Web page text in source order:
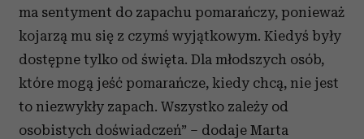
ma sentyment do zapachu pomarańczy, ponieważ
kojarzą mu się z czymś wyjątkowym. Kiedyś były
dostępne tylko od święta. Dla młodszych osób,
które mogą jeść pomarańcze, kiedy chcą, nie jest
to niezwykły zapach. Wszystko zależy od
osobistych doświadczeń” – dodaje Marta